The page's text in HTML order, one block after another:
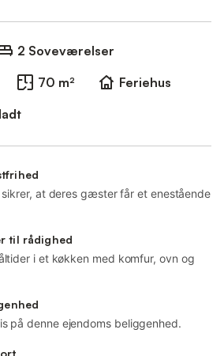
2 Soveværelser
70 m²
Feriehus
at deres gæster får et enestående
til rådighed
i et køkken med komfur, ovn og
på denne ejendoms beliggenhed.